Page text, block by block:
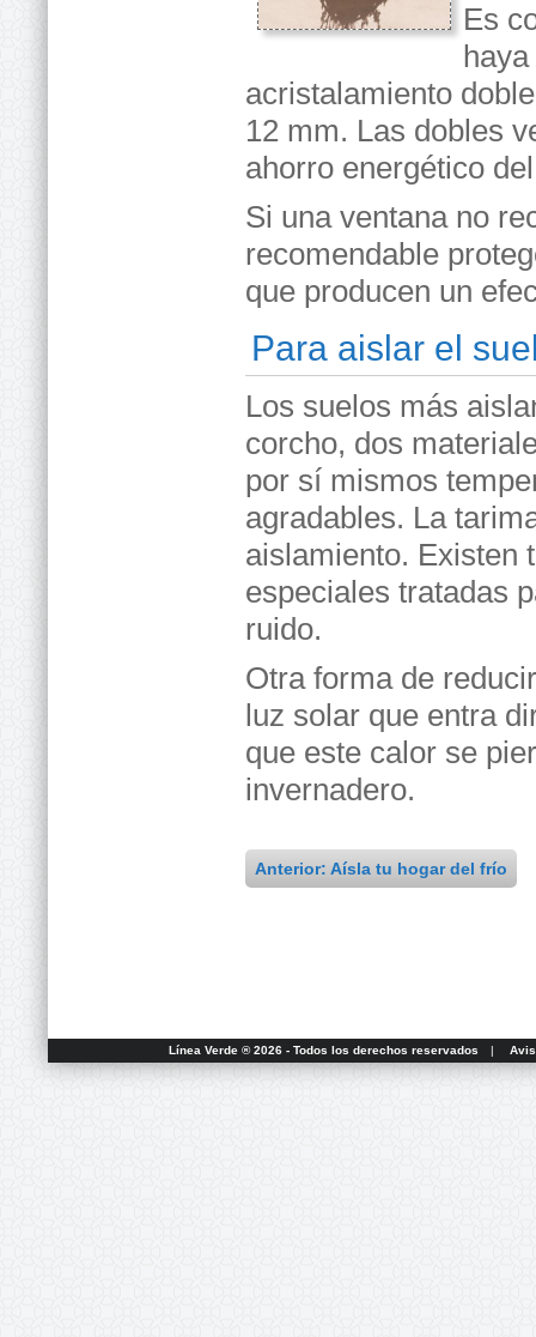
Es
acristalamiento
12 mm. Las dobles
ahorro energético
Si una ventana no
recomendable
que producen un
Para aislar el
Los suelos más
corcho, dos
por sí mismos
agradables. La
aislamiento. Existen
especiales tratadas
ruido.
Otra forma de
luz solar que entra
que este calor se
invernadero.
Anterior: Aísla tu hogar del frío
Línea Verde ® 2026 - Todos los derechos reservados |